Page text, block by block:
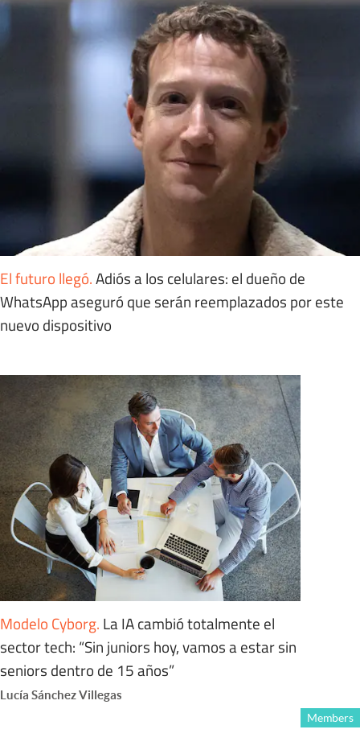
El futuro llegó.Adiós a los celulares: el dueño de
WhatsApp aseguró que serán reemplazados por este
nuevo dispositivo
Modelo Cyborg. La IA cambió totalmente el
sector tech: “Sin juniors hoy, vamos a estar sin
seniors dentro de 15 años”
Lucía Sánchez Villegas
Members